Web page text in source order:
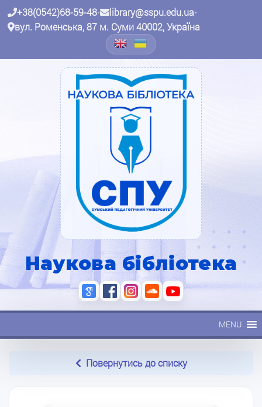
+38(0542)68-59-48• library@sspu.edu.ua•
вул. Роменська, 87 м. Суми 40002, Україна
Наукова бібліотека
MENU
Повернутись до списку